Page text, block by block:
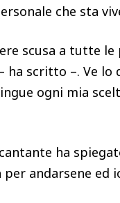
che sta
scusa a tutte
ha scritto –. Ve lo
ogni mia
ha
per andarsene ed